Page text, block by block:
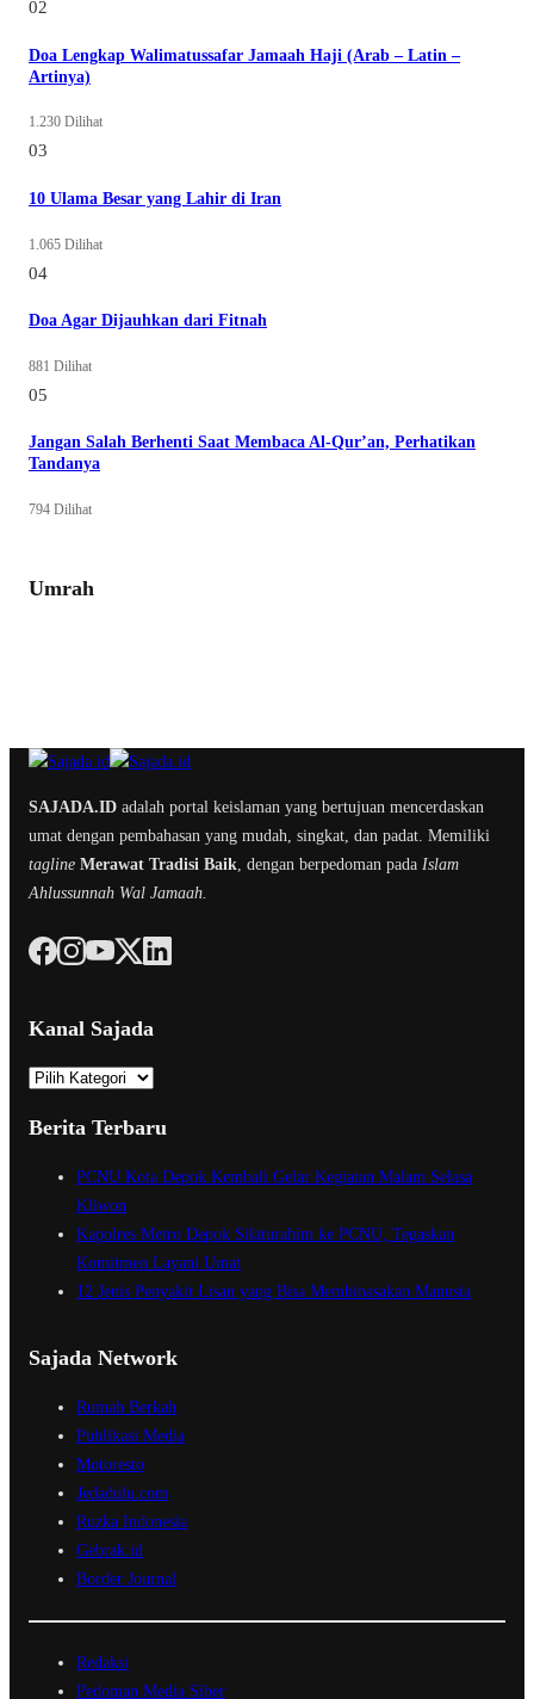
02
Doa Lengkap Walimatussafar Jamaah Haji (Arab – Latin –
Artinya)
1.230 Dilihat
03
10 Ulama Besar yang Lahir di Iran
1.065 Dilihat
04
Doa Agar Dijauhkan dari Fitnah
881 Dilihat
05
Jangan Salah Berhenti Saat Membaca Al-Qur’an, Perhatikan
Tandanya
794 Dilihat
Umrah
SAJADA.ID adalah portal keislaman yang bertujuan mencerdaskan
umat dengan pembahasan yang mudah, singkat, dan padat. Memiliki
tagline Merawat Tradisi Baik, dengan berpedoman pada Islam
Ahlussunnah Wal Jamaah.
Kanal Sajada
K
n
a
Berita Terbaru
PCNU Kota Depok Kembali Gelar Kegiatan Malam Selasa
Kliwon
Kapolres Metro Depok Silaturahim ke PCNU, Tegaskan
Komitmen Layani Umat
12 Jenis Penyakit Lisan yang Bisa Membinasakan Manusia
Sajada Network
Rumah Berkah
Publikasi Media
Motoresto
Jedadulu.com
Ruzka Indonesia
Gebrak.id
Border Journal
Redaksi
Pedoman Media Siber